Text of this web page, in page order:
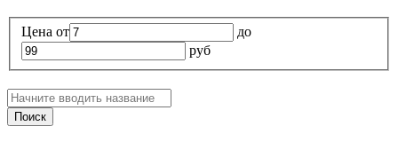
Цена от
до
руб
Поиск